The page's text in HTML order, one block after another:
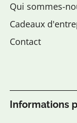
Qui sommes-
Cadeaux
Contact
Informations